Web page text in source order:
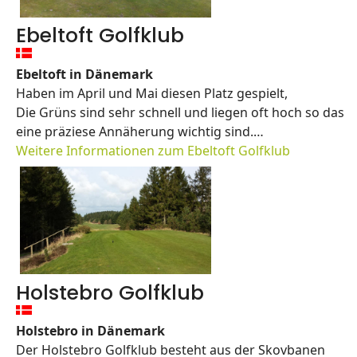
Trockenperiode spielen.
Der Club biete auch einen Jedermanns Platz. Hier kann
man gerne mit der Familie oder Freunden, die nicht
golfen einen schönen Tag verbringen.
Banguide
Ebeltoft Golfklub
Ebeltoft in Dänemark
Haben im April und Mai diesen Platz gespielt,
Die Grüns sind sehr schnell und liegen oft hoch so das
eine präziese Annäherung wichtig sind.
Habe in den 2 Wochen 5 mal dort gespielt.
Die Clubmitglieder dort sind sehr nett und Hilfbereit.
Zwei der Paar 3 - Löcher haben es in sich und sind
sehr schwer anzuspielen.
Das swierigste Paar 3 loch ist jedoch das loch 15.
Mit einer Länge von 186 (Gelb) und mit einer Schlucht,
die es zu überwinden gilt, ist dieses Loch ein sehr
Anspruchvolles Loch.
Ich würde und werde hier gerne wieder spielen.
Weitere Informationen zum Ebeltoft Golfklub
Holstebro Golfklub
Holstebro in Dänemark
Der Holstebro Golfklub besteht aus der Skovbanen